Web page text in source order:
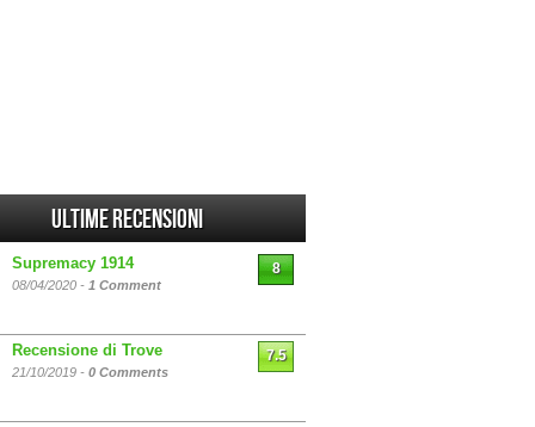
Ultime Recensioni
Supremacy 1914
08/04/2020 - 1 Comment
8
Recensione di Trove
21/10/2019 - 0 Comments
7.5